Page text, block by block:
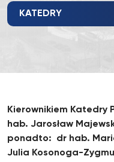
KATEDRY
Kierownikiem Katedry
hab. Jarosław
ponadto: dr hab.
Julia Kosonoga-